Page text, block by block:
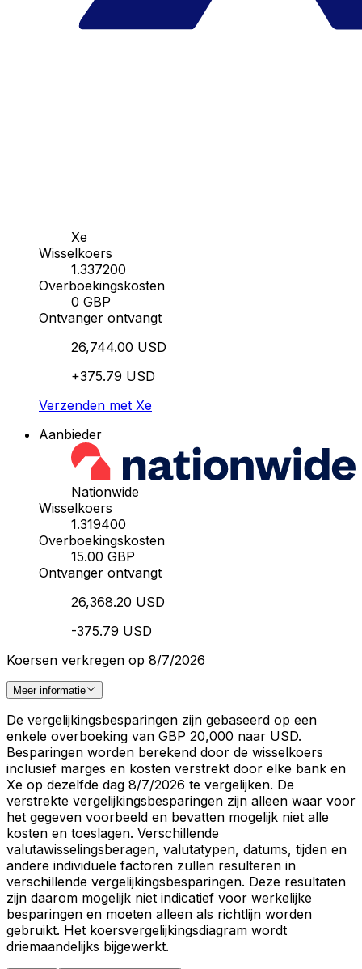
Xe
Wisselkoers
1.337200
Overboekingskosten
0 GBP
Ontvanger ontvangt
26,744.00 USD
+375.79 USD
Verzenden met Xe
Aanbieder
Nationwide
Wisselkoers
1.319400
Overboekingskosten
15.00 GBP
Ontvanger ontvangt
26,368.20 USD
-375.79 USD
Koersen verkregen op 8/7/2026
Meer informatie
De vergelijkingsbesparingen zijn gebaseerd op een
enkele overboeking van GBP 20,000 naar USD.
Besparingen worden berekend door de wisselkoers
inclusief marges en kosten verstrekt door elke bank en
Xe op dezelfde dag 8/7/2026 te vergelijken. De
verstrekte vergelijkingsbesparingen zijn alleen waar voor
het gegeven voorbeeld en bevatten mogelijk niet alle
kosten en toeslagen. Verschillende
valutawisselingsberagen, valutatypen, datums, tijden en
andere individuele factoren zullen resulteren in
verschillende vergelijkingsbesparingen. Deze resultaten
zijn daarom mogelijk niet indicatief voor werkelijke
besparingen en moeten alleen als richtlijn worden
gebruikt. Het koersvergelijkingsdiagram wordt
driemaandelijks bijgewerkt.